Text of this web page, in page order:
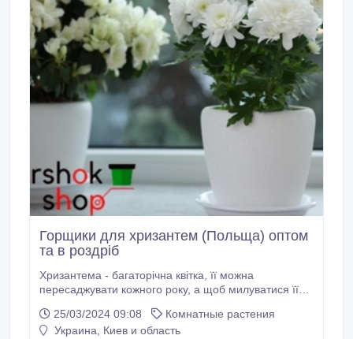
Горщики для хризантем (Польща) оптом
та в роздріб
Хризантема - багаторічна квітка, її можна
пересаджувати кожного року, а щоб милуватися її
горщики для хризантем можна замовити оптом та в
роздріб в інтернет-магазині "Горшок.Шоп":
25/03/2024 09:08
Комнатные растения
Украина, Киев и область